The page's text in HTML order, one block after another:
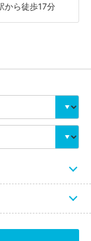
から徒歩17分